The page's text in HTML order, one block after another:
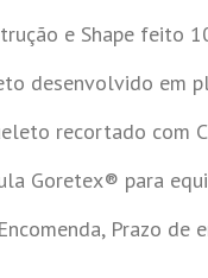
e Shape feito
desenvolvido em
recortado com
Goretex® para
Prazo de